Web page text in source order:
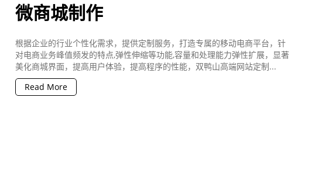
微商城制作
根据企业的行业个性化需求，提供定制服务，打造专属的移动电商平台，针
对电商业务峰值频发的特点,弹性伸缩等功能,容量和处理能力弹性扩展，显著
美化商城界面，提高用户体验，提高程序的性能，双鸭山高端网站定制...
Read More